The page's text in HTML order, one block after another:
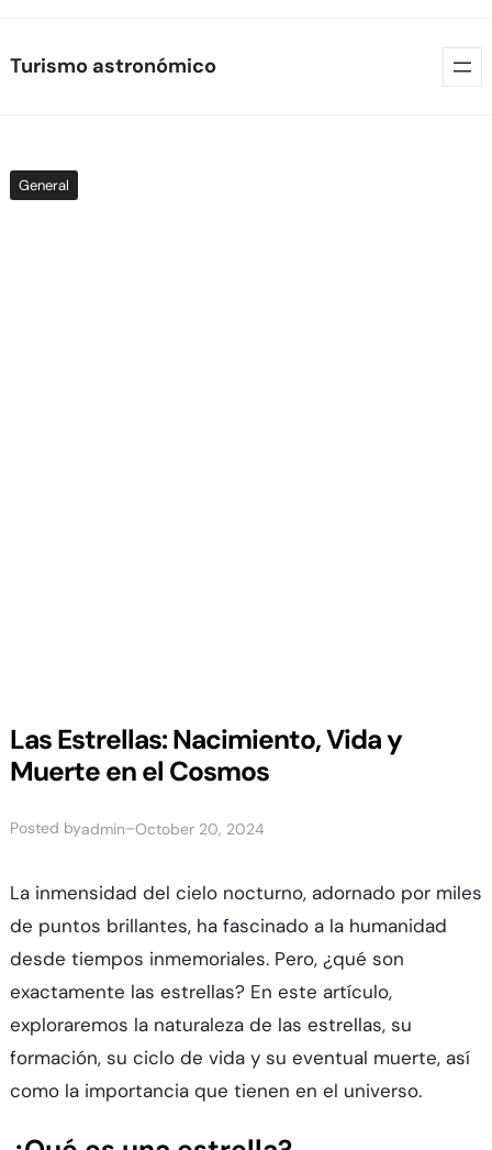
to
Turismo astronómico
General
Las Estrellas: Nacimiento, Vida y
Muerte en el Cosmos
Posted byadmin–October 20, 2024
La inmensidad del cielo nocturno, adornado por miles
de puntos brillantes, ha fascinado a la humanidad
desde tiempos inmemoriales. Pero, ¿qué son
exactamente las estrellas? En este artículo,
exploraremos la naturaleza de las estrellas, su
formación, su ciclo de vida y su eventual muerte, así
como la importancia que tienen en el universo.